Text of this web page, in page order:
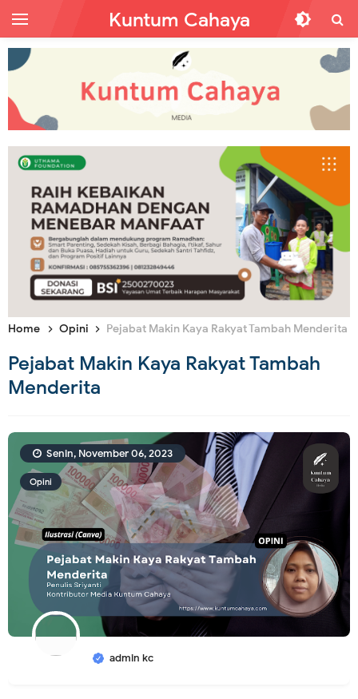
Kuntum Cahaya
Home Opini Pejabat Makin Kaya Rakyat Tambah Menderita
Pejabat Makin Kaya Rakyat Tambah
Menderita
Opini
admin kc
Senin, November 06, 2023